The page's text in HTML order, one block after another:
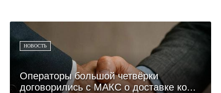
НОВОСТЬ
Операторы большой четвёрки
договорились с МАКС о доставке ко...